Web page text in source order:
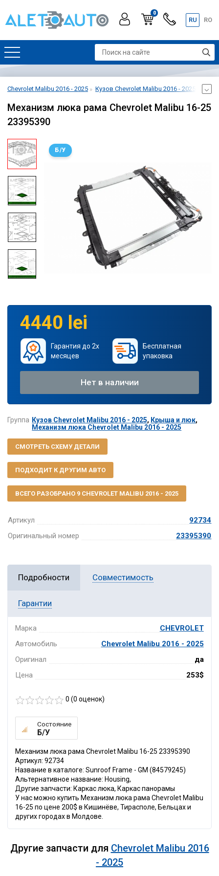
0
RU RO
Chevrolet Malibu 2016 - 2025 Кузов Chevrolet Malibu 2016 - 2025
Механизм люка рама Chevrolet Malibu 16-25
23395390
Б/У
Артикул
92734
Оригинальный номер
23395390
4440 lei
Гарантия до 2х
месяцев
Бесплатная
упаковка
Нет в наличии
Группа Кузов Chevrolet Malibu 2016 - 2025, Крыша и люк,
Механизм люка Chevrolet Malibu 2016 - 2025
СМОТРЕТЬ СХЕМУ ДЕТАЛИ
ПОДХОДИТ К ДРУГИМ АВТО
ВСЕГО РАЗОБРАНО 9 CHEVROLET MALIBU 2016 - 2025
Подробности Совместимость
Гарантии
Марка
CHEVROLET
Автомобиль
Chevrolet Malibu 2016 - 2025
Оригинал
да
Цена
253$
0 (0 оценок)
Состояние
Б/У
Механизм люка рама Chevrolet Malibu 16-25 23395390
Артикул: 92734
Название в каталоге: Sunroof Frame - GM (84579245)
Альтернативное название: Housing,
Другие запчасти: Каркас люка, Каркас панорамы
У нас можно купить Механизм люка рама Chevrolet Malibu
16-25 по цене 200$ в Кишинёве, Тирасполе, Бельцах и
других городах в Молдове.
Другие запчасти для Chevrolet Malibu 2016
- 2025